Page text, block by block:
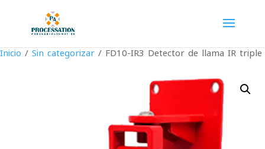
Inicio / Sin categorizar / FD10-IR3 Detector de llama IR triple